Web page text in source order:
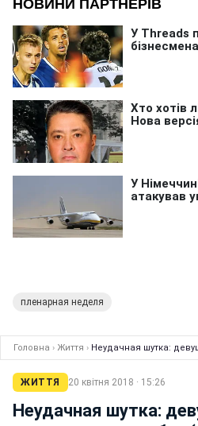
пленарная неделя
Головна › Життя › Неудачная шутка:
ЖИТТЯ 20 квітня 2018 · 15:26
Неудачная шутка: